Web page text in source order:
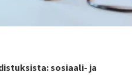
sosiaali- ja